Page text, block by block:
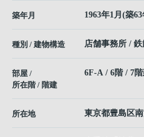
築年月 1963年1月(築63
種別 / 建物構造 店舗事務所 /
部屋 /
所在階 / 階建
6F-A / 6階 / 7
所在地 東京都豊島区